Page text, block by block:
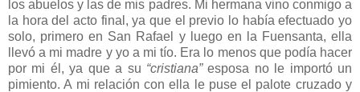
los abuelos y las de mis padres. Mi hermana vino conmigo a
la hora del acto final, ya que el previo lo había efectuado yo
solo, primero en San Rafael y luego en la Fuensanta, ella
llevó a mi madre y yo a mi tío. Era lo menos que podía hacer
por mi él, ya que a su “cristiana”esposa no le importó un
pimiento. A mi relación con ella le puse el palote cruzado y